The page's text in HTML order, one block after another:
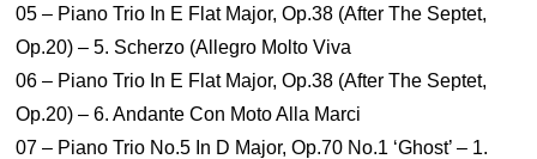
05 – Piano Trio In E Flat Major, Op.38 (After The Septet,
Op.20) – 5. Scherzo (Allegro Molto Viva
06 – Piano Trio In E Flat Major, Op.38 (After The Septet,
Op.20) – 6. Andante Con Moto Alla Marci
07 – Piano Trio No.5 In D Major, Op.70 No.1 ‘Ghost’ – 1.